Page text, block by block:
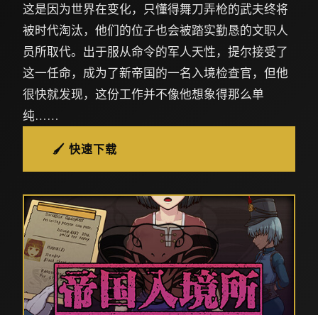
这是因为世界在变化，只懂得舞刀弄枪的武夫终将
被时代淘汰，他们的位子也会被踏实勤恳的文职人
员所取代。出于服从命令的军人天性，提尔接受了
这一任命，成为了新帝国的一名入境检查官，但他
很快就发现，这份工作并不像他想象得那么单
纯……
🖌️ 快速下载